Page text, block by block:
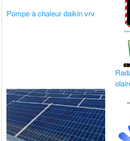
Pompe à chaleur daikin vrv